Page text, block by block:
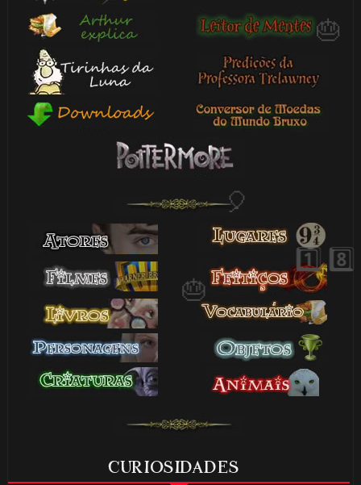
CURIOSIDADES
🎂
🎈
⚡
1️⃣ 8️⃣